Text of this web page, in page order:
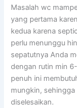
Masalah wc
yang pertama
kedua karena
perlu menunggu
sepatutnya Anda
dengan rutin min
penuh ini
mungkin,
diselesaikan.